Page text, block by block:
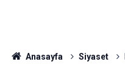
Anasayfa Siyaset